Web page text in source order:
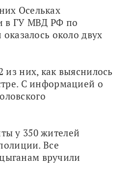
Осельках
в ГУ МВД РФ по
около двух
них, как выяснилось
С информацией о
у 350 жителей
Все
вручили